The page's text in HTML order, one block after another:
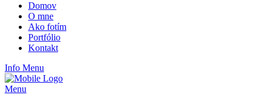
Domov
O mne
Ako fotím
Portfólio
Kontakt
Info Menu
Menu